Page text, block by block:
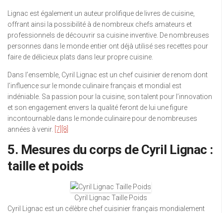
Lignac est également un auteur prolifique de livres de cuisine,
offrant ainsi la possibilité à de nombreux chefs amateurs et
professionnels de découvrir sa cuisine inventive. De nombreuses
personnes dans le monde entier ont déjà utilisé ses recettes pour
faire de délicieux plats dans leur propre cuisine.
Dans l’ensemble, Cyril Lignac est un chef cuisinier de renom dont
l’influence sur le monde culinaire français et mondial est
indéniable. Sa passion pour la cuisine, son talent pour l’innovation
et son engagement envers la qualité feront de lui une figure
incontournable dans le monde culinaire pour de nombreuses
années à venir. [7] [8]
5. Mesures du corps de Cyril Lignac :
taille et poids
Cyril Lignac Taille Poids
Cyril Lignac est un célèbre chef cuisinier français mondialement